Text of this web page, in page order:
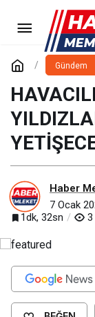
Gündem
Haber
7 Ocak
1dk, 32sn
3
YIKILIYOR
Yorum